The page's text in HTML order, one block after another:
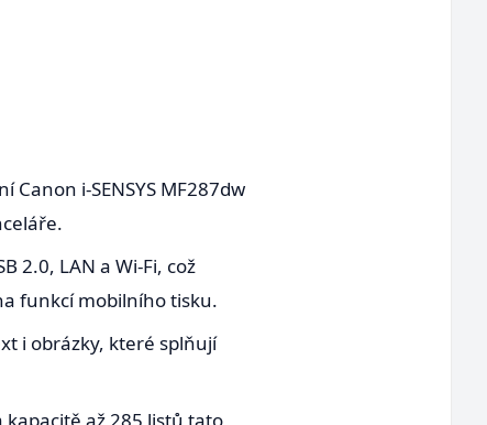
i-SENSYS MF287dw
2.0, LAN a Wi-Fi, což
funkcí mobilního tisku.
i obrázky, které splňují